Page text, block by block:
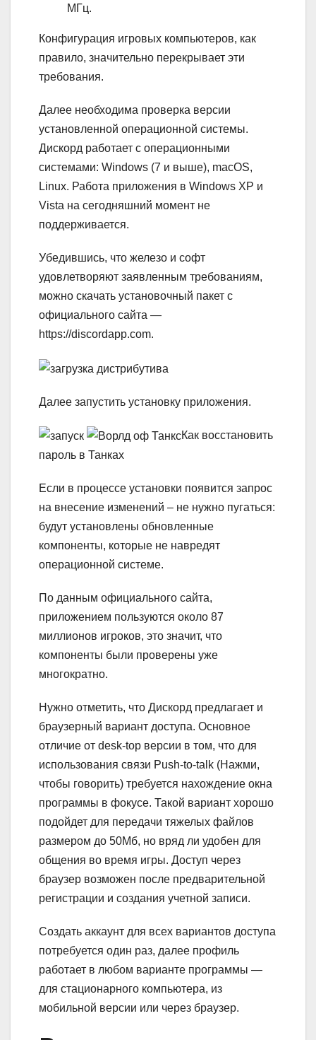
МГц.
Конфигурация игровых компьютеров, как
правило, значительно перекрывает эти
требования.
Далее необходима проверка версии
установленной операционной системы.
Дискорд работает с операционными
системами: Windows (7 и выше), macOS,
Linux. Работа приложения в Windows XP и
Vista на сегодняшний момент не
поддерживается.
Убедившись, что железо и софт
удовлетворяют заявленным требованиям,
можно скачать установочный пакет с
официального сайта —
https://discordapp.com.
Далее запустить установку приложения.
Как восстановить
пароль в Танках
Если в процессе установки появится запрос
на внесение изменений – не нужно пугаться:
будут установлены обновленные
компоненты, которые не навредят
операционной системе.
По данным официального сайта,
приложением пользуются около 87
миллионов игроков, это значит, что
компоненты были проверены уже
многократно.
Нужно отметить, что Дискорд предлагает и
браузерный вариант доступа. Основное
отличие от desk-top версии в том, что для
использования связи Push-to-talk (Нажми,
чтобы говорить) требуется нахождение окна
программы в фокусе. Такой вариант хорошо
подойдет для передачи тяжелых файлов
размером до 50Мб, но вряд ли удобен для
общения во время игры. Доступ через
браузер возможен после предварительной
регистрации и создания учетной записи.
Создать аккаунт для всех вариантов доступа
потребуется один раз, далее профиль
работает в любом варианте программы —
для стационарного компьютера, из
мобильной версии или через браузер.